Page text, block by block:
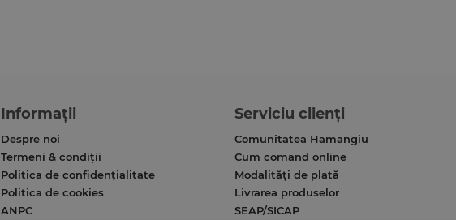
Informații
Despre noi
Termeni & condiții
Politica de confidențialitate
Politica de cookies
ANPC
Serviciu clienți
Comunitatea Hamangiu
Cum comand online
Modalități de plată
Livrarea produselor
SEAP/SICAP